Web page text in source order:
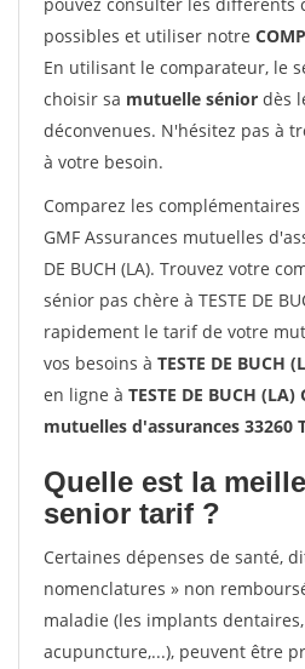
possibles et utiliser notre
En utilisant le comparateur, le
choisir sa mutuelle sénior dès
déconvenues. N'hésitez pas à
à votre besoin.
Comparez les
GMF Assurances mutuelles
DE BUCH (LA). Trouvez votre
sénior pas chère à TESTE DE
rapidement le tarif de votre
vos besoins à TESTE DE BUCH
en ligne à TESTE DE BUCH
mutuelles d'assurances 33260
Quelle est la
senior tarif ?
Certaines dépenses de santé,
nomenclatures » non
maladie (les implants
acupuncture,...), peuvent être